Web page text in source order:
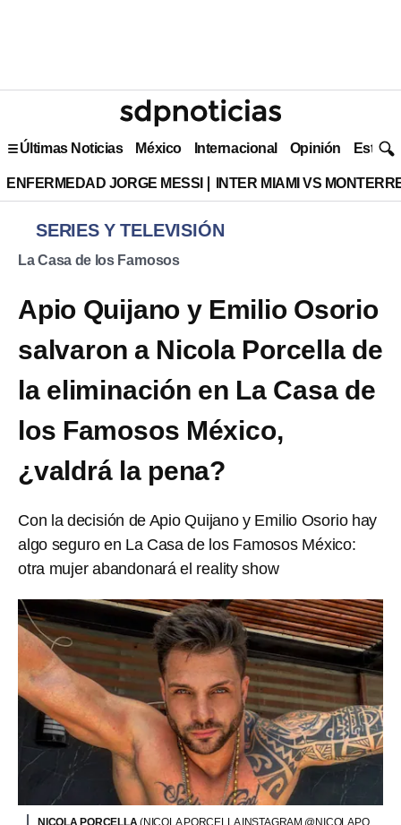
Últimas Noticias México Internacional Opinión Estilo
ENFERMEDAD JORGE MESSI INTER MIAMI VS
SERIES Y TELEVISIÓN
La Casa de los Famosos
Apio Quijano y Emilio Osorio
salvaron a Nicola Porcella de
la eliminación en La Casa de
los Famosos México,
¿valdrá la pena?
Con la decisión de Apio Quijano y Emilio Osorio hay
algo seguro en La Casa de los Famosos México:
otra mujer abandonará el reality show
NICOLA PORCELLA(NICOLA PORCELLA INSTAGRAM @NICOLAPO